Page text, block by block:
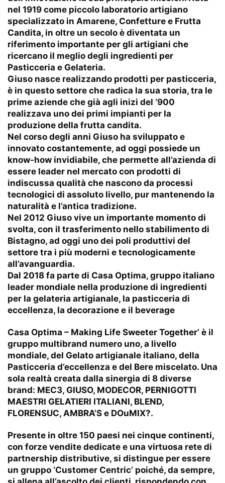
nel 1919 come piccolo laboratorio artigiano
specializzato in Amarene, Confetture e Frutta
Candita, in oltre un secolo è diventata un
riferimento importante per gli artigiani che
ricercano il meglio degli ingredienti per
Pasticceria e Gelateria.
Giuso nasce realizzando prodotti per pasticceria,
è in questo settore che radica la sua storia, tra le
prime aziende che già agli inizi del ‘900
realizzava uno dei primi impianti per la
produzione della frutta candita.
Nel corso degli anni Giuso ha sviluppato e
innovato costantemente, ad oggi possiede un
know-how invidiabile, che permette all’azienda di
essere leader nel mercato con prodotti di
indiscussa qualità che nascono da processi
tecnologici di assoluto livello, pur mantenendo la
naturalità e l’antica tradizione.
Nel 2012 Giuso vive un importante momento di
svolta, con il trasferimento nello stabilimento di
Bistagno, ad oggi uno dei poli produttivi del
settore tra i più moderni e tecnologicamente
all’avanguardia.
Dal 2018 fa parte di Casa Optima, gruppo italiano
leader mondiale nella produzione di ingredienti
per la gelateria artigianale, la pasticceria di
eccellenza, la decorazione e il beverage
Casa Optima – Making Life Sweeter Together’ è il
gruppo multibrand numero uno, a livello
mondiale, del Gelato artigianale italiano, della
Pasticceria d’eccellenza e del Bere miscelato. Una
sola realtà creata dalla sinergia di 8 diverse
brand: MEC3, GIUSO, MODECOR, PERNIGOTTI
MAESTRI GELATIERI ITALIANI, BLEND,
FLORENSUC, AMBRA’S e DOuMIX?.
Presente in oltre 150 paesi nei cinque continenti,
con forze vendite dedicate e una virtuosa rete di
partnership distributive, si distingue per essere
un gruppo ‘Customer Centric’ poiché, da sempre,